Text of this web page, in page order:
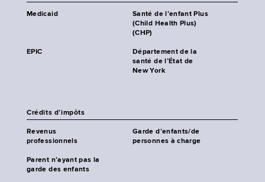
Medicaid
Santé de l’enfant Plus
(Child Health Plus)
(CHP)
EPIC
Département de la
santé de l’État de
New York
Crédits d’impôts
Revenus
professionnels
Garde d’enfants/de
personnes à charge
Parent n’ayant pas la
garde des enfants